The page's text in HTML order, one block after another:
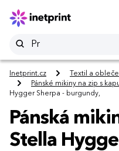
Inetprint.cz Textil a
Pánské mikiny na zip s
Hygger Sherpa - burgundy,
Pánská
Stella